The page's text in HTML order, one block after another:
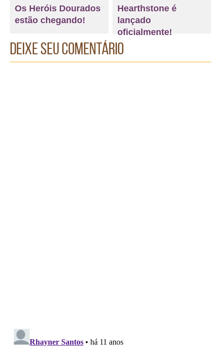
Os Heróis Dourados
estão chegando!
Hearthstone é
lançado
oficialmente!
Deixe seu comentário